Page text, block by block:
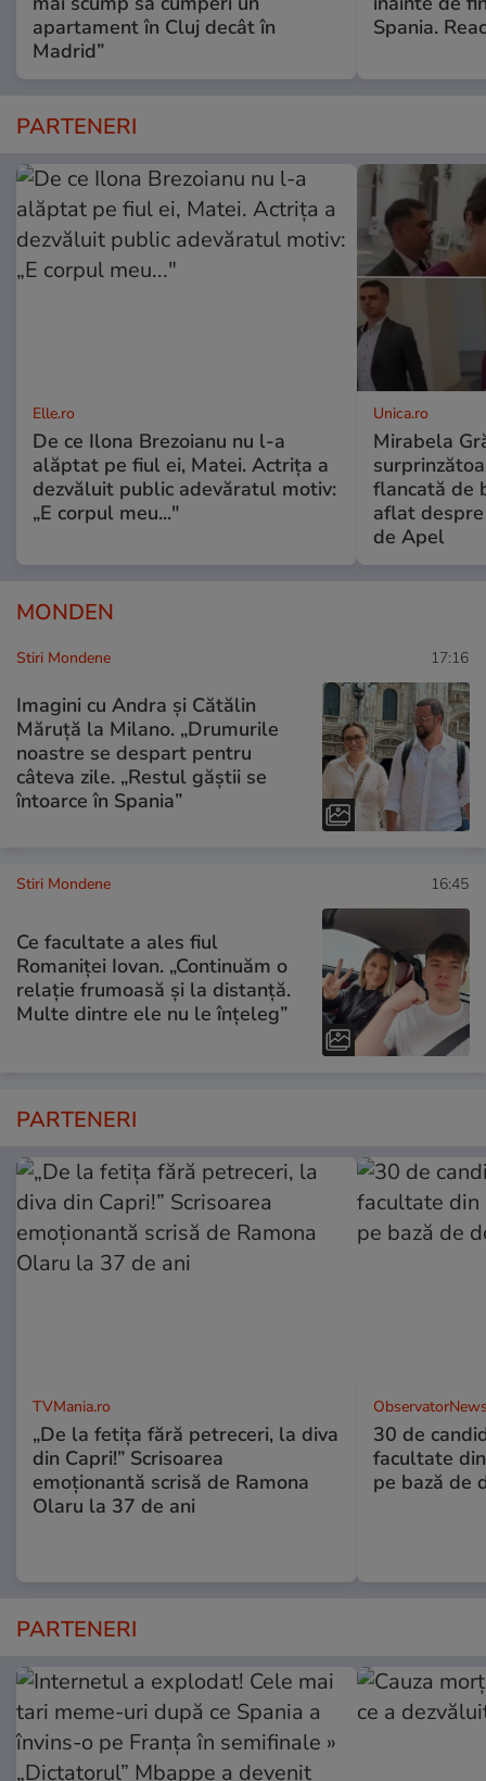
apartament în Cluj decât în
Madrid”
Spania.
PARTENERI
Elle.ro
De ce Ilona Brezoianu nu l-a
alăptat pe fiul ei, Matei. Actrița a
dezvăluit public adevăratul motiv:
„E corpul meu..."
Unica.ro
Mirabela
flancată de
aflat
de Apel
MONDEN
Stiri Mondene 17:16
Imagini cu Andra și Cătălin
Măruță la Milano. „Drumurile
noastre se despart pentru
câteva zile. „Restul găștii se
întoarce în Spania”
Stiri Mondene 16:45
Ce facultate a ales fiul
Romaniței Iovan. „Continuăm o
relație frumoasă și la distanță.
Multe dintre ele nu le înțeleg”
PARTENERI
TVMania.ro
„De la fetița fără petreceri, la diva
din Capri!” Scrisoarea
emoționantă scrisă de Ramona
Olaru la 37 de ani
30 de
facultate
pe bază de
PARTENERI